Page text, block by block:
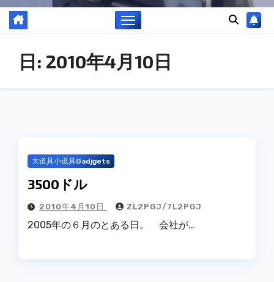
日: 2010年4月10日
大道具小道具Gadjgets
3500ドル
2010年4月10日 ZL2PGJ/7L2PGJ
2005年の６月のとある日。 会社が…